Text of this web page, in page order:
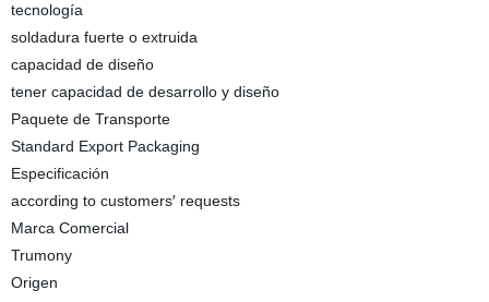
tecnología
soldadura fuerte o extruida
capacidad de diseño
tener capacidad de desarrollo y diseño
Paquete de Transporte
Standard Export Packaging
Especificación
according to customers′ requests
Marca Comercial
Trumony
Origen